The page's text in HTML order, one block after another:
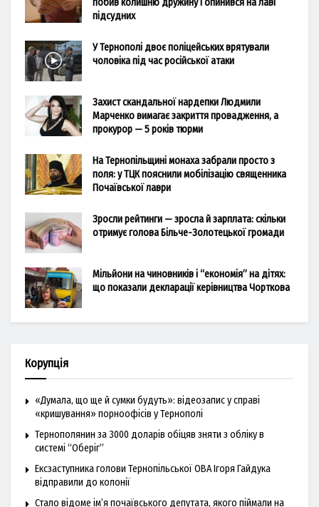
підсудних
У Тернополі двоє поліцейських врятували
чоловіка під час російської атаки
Захист скандальної нардепки Людмили
Марченко вимагає закриття провадження, а
прокурор — 5 років тюрми
На Тернопільщині монаха забрали просто з
поля: у ТЦК пояснили мобілізацію священника
Почаївської лаври
Зросли рейтинги — зросла й зарплата: скільки
отримує голова Більче-Золотецької громади
Мільйони на чиновників і “економія” на дітях:
що показали декларації керівництва Чорткова
Корупція
«Думала, що ще й сумки будуть»: відеозапис у справі
«кришування» порноофісів у Тернополі
Тернополянин за 3000 доларів обіцяв зняти з обліку в
системі “Оберіг”
Ексзаступника голови Тернопільської ОВА Ігоря Гайдука
відправили до колонії
Стало відоме ім’я почаївського депутата, якого піймали на